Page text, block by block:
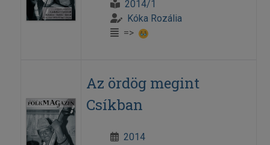
2014/1
Kóka Rozália
=>
Az ördög megint
Csíkban
2014